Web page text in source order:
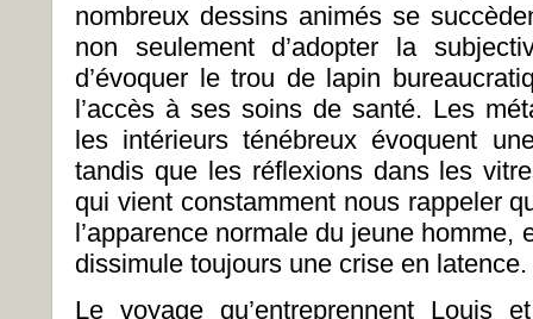
nombreux dessins animés se
non seulement d’adopter la
d’évoquer le trou de lapin
l’accès à ses soins de santé. Les
les intérieurs ténébreux évoquent
tandis que les réflexions dans les
qui vient constamment nous rappeler
l’apparence normale du jeune homme,
dissimule toujours une crise en latence.
Le voyage qu’entreprennent Louis